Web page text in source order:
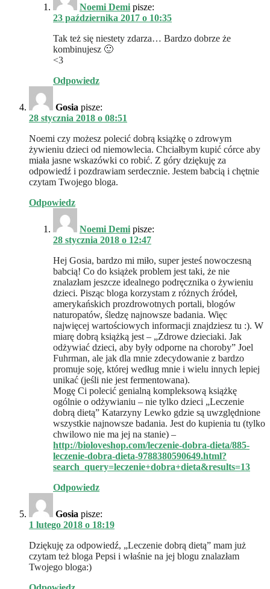
Noemi Demi pisze:
23 października 2017 o 10:35
Tak też się niestety zdarza… Bardzo dobrze że
kombinujesz 🙂
<3
Odpowiedz
Gosia pisze:
28 stycznia 2018 o 08:51
Noemi czy możesz polecić dobrą książkę o zdrowym
żywieniu dzieci od niemowlecia. Chciałbym kupić córce aby
miała jasne wskazówki co robić. Z góry dziękuję za
odpowiedź i pozdrawiam serdecznie. Jestem babcią i chętnie
czytam Twojego bloga.
Odpowiedz
Noemi Demi pisze:
28 stycznia 2018 o 12:47
Hej Gosia, bardzo mi miło, super jesteś nowoczesną
babcią! Co do książek problem jest taki, że nie
znalazłam jeszcze idealnego podręcznika o żywieniu
dzieci. Pisząc bloga korzystam z różnych źródeł,
amerykańskich prozdrowotnych portali, blogów
naturopatów, śledzę najnowsze badania. Więc
najwięcej wartościowych informacji znajdziesz tu :). W
miarę dobrą książką jest – „Zdrowe dzieciaki. Jak
odżywiać dzieci, aby były odporne na choroby” Joel
Fuhrman, ale jak dla mnie zdecydowanie z bardzo
promuje soję, której według mnie i wielu innych lepiej
unikać (jeśli nie jest fermentowana).
Mogę Ci polecić genialną kompleksową książkę
ogólnie o odżywianiu – nie tylko dzieci „Leczenie
dobrą dietą” Katarzyny Lewko gdzie są uwzględnione
wszystkie najnowsze badania. Jest do kupienia tu (tylko
chwilowo nie ma jej na stanie) –
http://bioloveshop.com/leczenie-dobra-dieta/885-
leczenie-dobra-dieta-9788380590649.html?
search_query=leczenie+dobra+dieta&results=13
Odpowiedz
Gosia pisze:
1 lutego 2018 o 18:19
Dziękuję za odpowiedź, „Leczenie dobrą dietą” mam już
czytam też bloga Pepsi i właśnie na jej blogu znalazłam
Twojego bloga:)